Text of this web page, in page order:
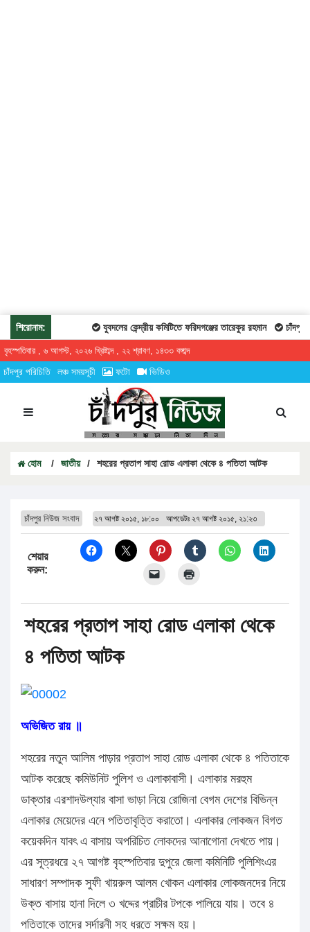
শিরোনাম: যুবদলের কেন্দ্রীয় কমিটিতে ফরিদগঞ্জের তারেকুর রহমান চাঁদপুরের
বৃহস্পতিবার , ৬ আগস্ট, ২০২৬ খ্রিষ্টাব্দ , ২২ শ্রাবণ, ১৪৩৩ বঙ্গাব্দ
চাঁদপুর পরিচিতি লঞ্চ সময়সূচী ফটো ভিডিও
হোম / জাতীয় / শহরের প্রতাপ সাহা রোড এলাকা থেকে ৪ পতিতা আটক
চাঁদপুর নিউজ সংবাদ ২৭ আগষ্ট ২০১৫, ১৮:০০ আপডেটঃ ২৭ আগষ্ট ২০১৫, ২১:২৩
শেয়ার
করুন:
শহরের প্রতাপ সাহা রোড এলাকা থেকে
৪ পতিতা আটক
অভিজিত রায় ॥
শহরের নতুন আলিম পাড়ার প্রতাপ সাহা রোড এলাকা থেকে ৪ পতিতাকে
আটক করেছে কমিউনিট পুলিশ ও এলাকাবাসী। এলাকার মরহুম
ডাক্তার এরশাদউল্যার বাসা ভাড়া নিয়ে রোজিনা বেগম দেশের বিভিন্ন
এলাকার মেয়েদের এনে পতিতাবৃত্তি করাতো। এলাকার লোকজন বিগত
কয়েকদিন যাবৎ এ বাসায় অপরিচিত লোকদের আনাগোনা দেখতে পায়।
এর সূত্রধরে ২৭ আগষ্ট বৃহস্পতিবার দুপুরে জেলা কমিনিটি পুলিশিংএর
সাধারণ সম্পাদক সুফী খায়রুল আলম খোকন এলাকার লোকজনদের নিয়ে
উক্ত বাসায় হানা দিলে ৩ খদ্দের প্রাচীর টপকে পালিয়ে যায়। তবে ৪
পতিতাকে তাদের সর্দারনী সহ ধরতে সক্ষম হয়।